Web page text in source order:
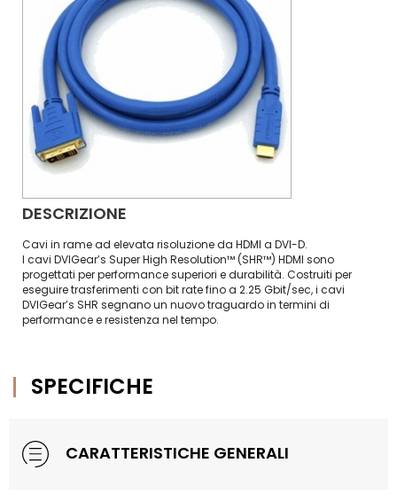
DESCRIZIONE
Cavi in rame ad elevata risoluzione da HDMI a DVI-D.
I cavi DVIGear’s Super High Resolution™ (SHR™) HDMI sono
progettati per performance superiori e durabilità. Costruiti per
eseguire trasferimenti con bit rate fino a 2.25 Gbit/sec, i cavi
DVIGear’s SHR segnano un nuovo traguardo in termini di
performance e resistenza nel tempo.
SPECIFICHE
CARATTERISTICHE GENERALI